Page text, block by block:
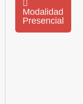
Modalidad
Presencial